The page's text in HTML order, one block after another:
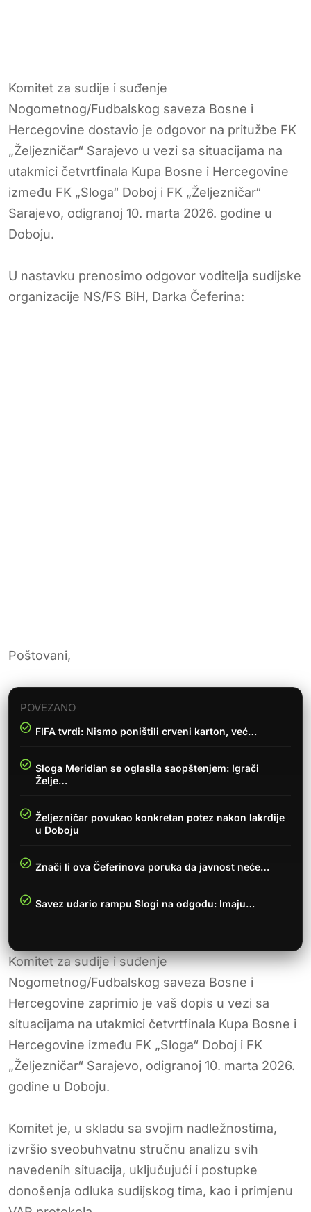
Komitet za sudije i suđenje
Nogometnog/Fudbalskog saveza Bosne i
Hercegovine dostavio je odgovor na pritužbe FK
„Željezničar“ Sarajevo u vezi sa situacijama na
utakmici četvrtfinala Kupa Bosne i Hercegovine
između FK „Sloga“ Doboj i FK „Željezničar“
Sarajevo, odigranoj 10. marta 2026. godine u
Doboju.
U nastavku prenosimo odgovor voditelja sudijske
organizacije NS/FS BiH, Darka Čeferina:
Poštovani,
POVEZANO
FIFA tvrdi: Nismo poništili crveni karton, već…
Sloga Meridian se oglasila saopštenjem: Igrači
Želje…
Željezničar povukao konkretan potez nakon lakrdije
u Doboju
Znači li ova Čeferinova poruka da javnost neće…
Savez udario rampu Slogi na odgodu: Imaju…
Komitet za sudije i suđenje
Nogometnog/Fudbalskog saveza Bosne i
Hercegovine zaprimio je vaš dopis u vezi sa
situacijama na utakmici četvrtfinala Kupa Bosne i
Hercegovine između FK „Sloga“ Doboj i FK
„Željezničar“ Sarajevo, odigranoj 10. marta 2026.
godine u Doboju.
Komitet je, u skladu sa svojim nadležnostima,
izvršio sveobuhvatnu stručnu analizu svih
navedenih situacija, uključujući i postupke
donošenja odluka sudijskog tima, kao i primjenu